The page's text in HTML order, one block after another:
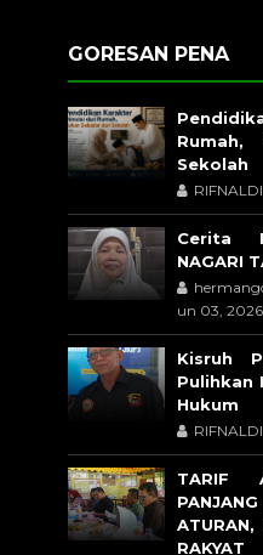
GORESAN PENA
Sekolah
RIFNALDI
Cerita
NAGARI
un 03, 2026
Kisruh
Pulihkan
Hukum
RIFNALDI
TARIF
RAKYAT